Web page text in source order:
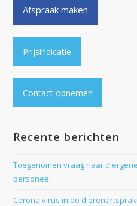
Afspraak maken
Prijsindicatie
Contact opnemen
Recente berichten
Toegenomen vraag naar
personeel
Corona virus in de